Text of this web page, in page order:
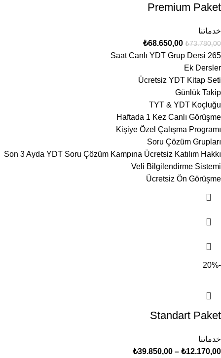
Premium Paket
خدماتنا
₺73.780,00
₺68.650,00
265 Saat Canlı YDT Grup Dersi
Ek Dersler
Ücretsiz YDT Kitap Seti
Günlük Takip
TYT & YDT Koçluğu
Haftada 1 Kez Canlı Görüşme
Kişiye Özel Çalışma Programı
Soru Çözüm Grupları
Son 3 Ayda YDT Soru Çözüm Kampına Ücretsiz Katılım Hakkı
Veli Bilgilendirme Sistemi
Ücretsiz Ön Görüşme
-20%
Standart Paket
خدماتنا
₺12.170,00
–
₺39.850,00